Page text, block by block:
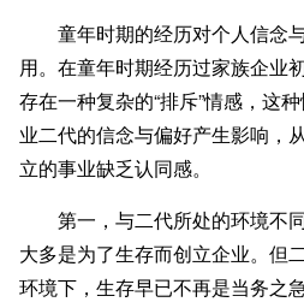
童年时期的经历对个人信念
用。在童年时期经历过家族企业
存在一种复杂的“排斥”情感，这
业二代的信念与偏好产生影响，
立的事业缺乏认同感。
第一，与二代所处的环境不
大多是为了生存而创立企业。但
环境下，生存早已不再是当务之